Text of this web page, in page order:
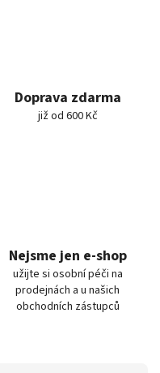
Doprava zdarma
již od 600 Kč
Nejsme jen e-shop
užijte si osobní péči na
prodejnách a u našich
obchodních zástupců